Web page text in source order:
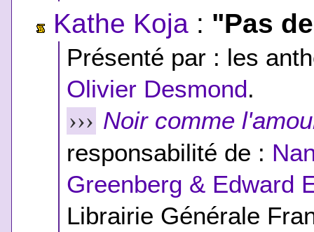
Kathe Koja : "Pas
Présenté par : les
Olivier Desmond.
››› Noir comme
responsabilité de :
Greenberg & Edward
Librairie Générale